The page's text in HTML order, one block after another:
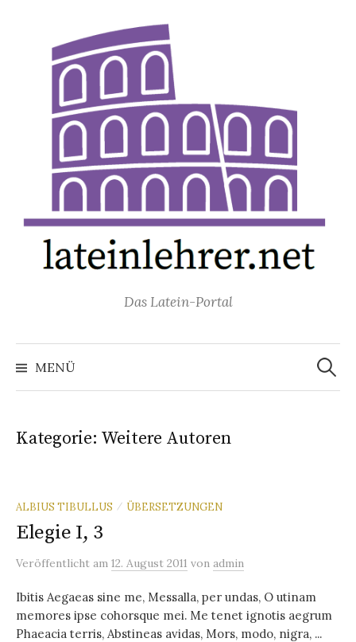
Inhalt
Das Latein-Portal
MENÜ
Suchen
nach:
Kategorie: Weitere Autoren
ALBIUS TIBULLUS / ÜBERSETZUNGEN
Elegie I, 3
Veröffentlicht am 12. August 2011 von admin
Ibitis Aegaeas sine me, Messalla, per undas, O utinam
memores ipse cohorsque mei. Me tenet ignotis aegrum
Phaeacia terris, Abstineas avidas, Mors, modo, nigra, ...